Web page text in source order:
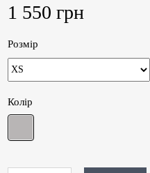
1 550 грн
Розмір
Колір